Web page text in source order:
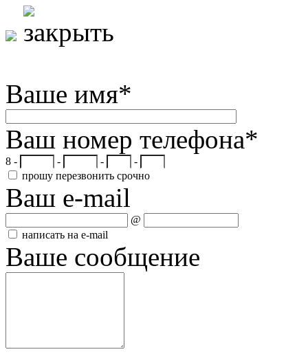
Ваше имя*
Ваш номер телефона*
8 - - -
-
прошу перезвонить срочно
Ваш e-mail
@
написать на e-mail
Ваше сообщение